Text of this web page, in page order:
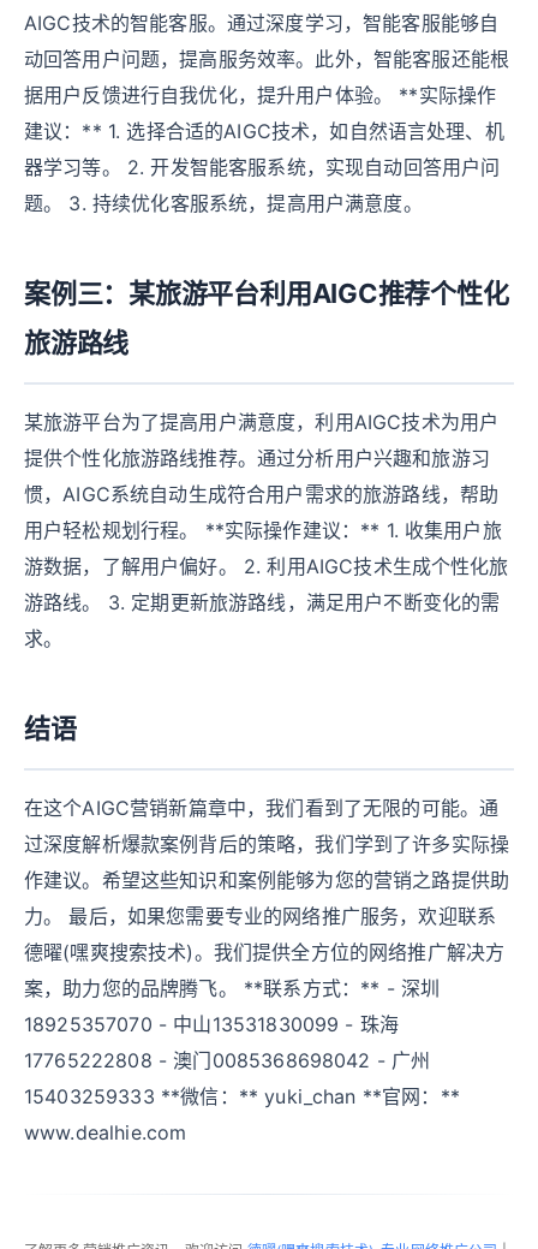
AIGC技术的智能客服。通过深度学习，智能客服能够自
动回答用户问题，提高服务效率。此外，智能客服还能根
据用户反馈进行自我优化，提升用户体验。 **实际操作
建议：** 1. 选择合适的AIGC技术，如自然语言处理、机
器学习等。 2. 开发智能客服系统，实现自动回答用户问
题。 3. 持续优化客服系统，提高用户满意度。
案例三：某旅游平台利用AIGC推荐个性化
旅游路线
某旅游平台为了提高用户满意度，利用AIGC技术为用户
提供个性化旅游路线推荐。通过分析用户兴趣和旅游习
惯，AIGC系统自动生成符合用户需求的旅游路线，帮助
用户轻松规划行程。 **实际操作建议：** 1. 收集用户旅
游数据，了解用户偏好。 2. 利用AIGC技术生成个性化旅
游路线。 3. 定期更新旅游路线，满足用户不断变化的需
求。
结语
在这个AIGC营销新篇章中，我们看到了无限的可能。通
过深度解析爆款案例背后的策略，我们学到了许多实际操
作建议。希望这些知识和案例能够为您的营销之路提供助
力。 最后，如果您需要专业的网络推广服务，欢迎联系
德曜(嘿爽搜索技术)。我们提供全方位的网络推广解决方
案，助力您的品牌腾飞。 **联系方式：** - 深圳
18925357070 - 中山13531830099 - 珠海
17765222808 - 澳门0085368698042 - 广州
15403259333 **微信：** yuki_chan **官网：**
www.dealhie.com